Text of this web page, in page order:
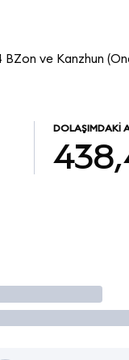
BZon ve Kanzhun
DOLAŞIMDAKI
Yap